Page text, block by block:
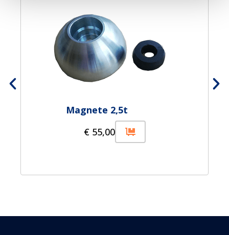
Magnete 2,5t
€55,00